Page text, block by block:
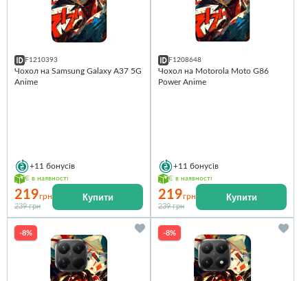
F1210393
Чохол на Samsung Galaxy A37 5G
Anime
+11 бонусів
Є в наявності
219грн
239 грн
Купити
F1208648
Чохол на Motorola Moto G86
Power Anime
+11 бонусів
Є в наявності
219грн
239 грн
Купити
-8% -8%